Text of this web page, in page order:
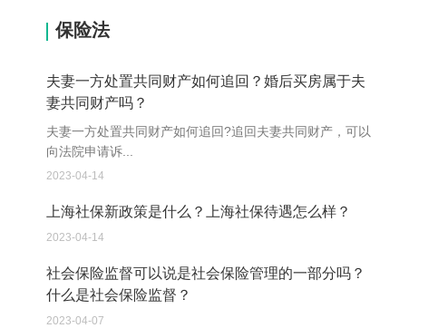
保险法
夫妻一方处置共同财产如何追回？婚后买房属于夫
妻共同财产吗？
夫妻一方处置共同财产如何追回?追回夫妻共同财产，可以
向法院申请诉...
2023-04-14
上海社保新政策是什么？上海社保待遇怎么样？
2023-04-14
社会保险监督可以说是社会保险管理的一部分吗？
什么是社会保险监督？
2023-04-07